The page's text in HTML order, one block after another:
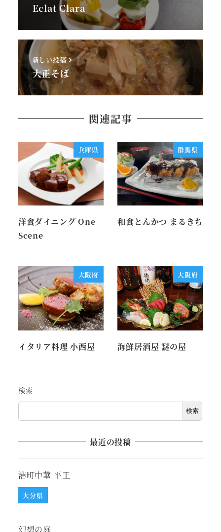
Eclat Clara
新しい投稿
大正そば
関連記事
兵庫県
洋食ダイニング One
Scene
群馬県
和食とんかつ まるきち
大阪府
イタリア料理 小西屋
大阪府
海鮮居酒屋 謎の屋
検索
検索
最近の投稿
港町中華 平王
大分県
幻想の庭